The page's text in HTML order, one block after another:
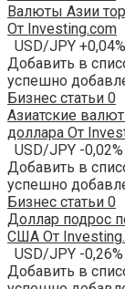
Валюты Азии
От Investing.com
USD/JPY
Добавить в
успешно
Бизнес статьи 0
Азиатские
доллара От
USD/JPY -
Добавить в
успешно
Бизнес статьи 0
Доллар подрос
США От
USD/JPY -
Добавить в